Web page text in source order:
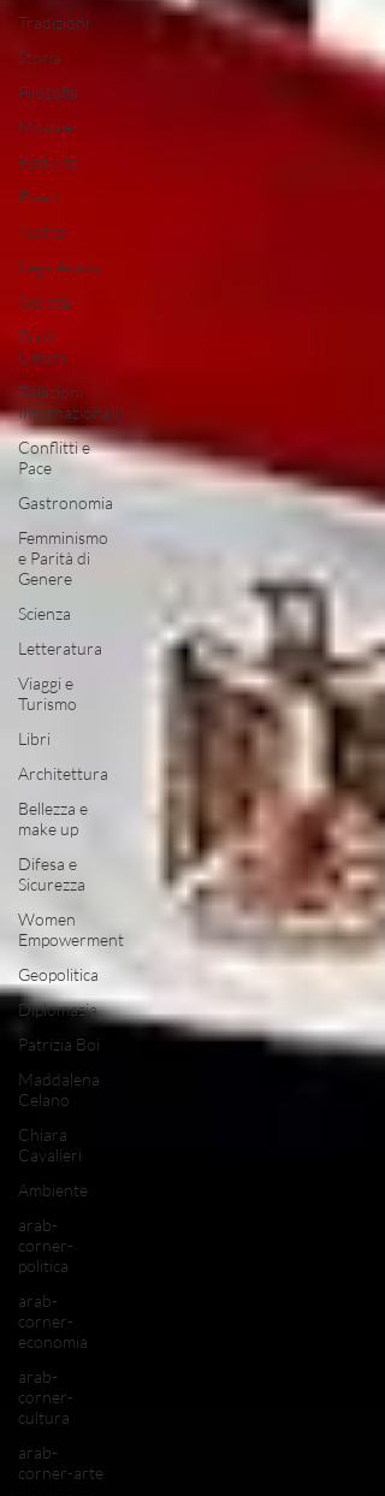
Tradizioni
Storia
Filosofia
Mostre
Festività
Eventi
Teatro
Lega Araba
Società
Diritti
Umani
Relazioni
Internazionali
Conflitti e
Pace
Gastronomia
Femminismo
e Parità di
Genere
Scienza
Letteratura
Viaggi e
Turismo
Libri
Architettura
Bellezza e
make up
Difesa e
Sicurezza
Women
Empowerment
Geopolitica
Diplomazia
Patrizia Boi
Maddalena
Celano
Chiara
Cavalieri
Ambiente
arab-
corner-
politica
arab-
corner-
economia
arab-
corner-
cultura
arab-
corner-arte